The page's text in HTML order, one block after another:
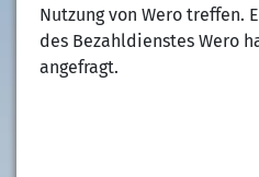
Nutzung von Wero treffen.
des Bezahldienstes Wero
angefragt.